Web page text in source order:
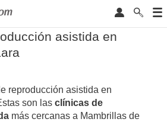
asistida en
reproducción asistida en
son las clínicas de
más cercanas a Mambrillas de